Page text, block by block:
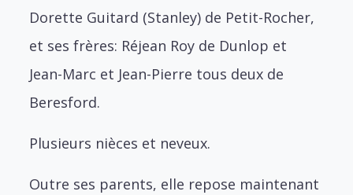
Dorette Guitard (Stanley) de Petit-Rocher,
et ses frères: Réjean Roy de Dunlop et
Jean-Marc et Jean-Pierre tous deux de
Beresford.
Plusieurs nièces et neveux.
Outre ses parents, elle repose maintenant